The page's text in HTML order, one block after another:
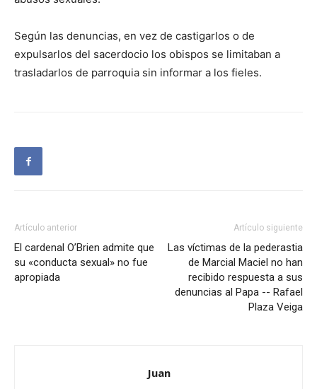
Según las denuncias, en vez de castigarlos o de
expulsarlos del sacerdocio los obispos se limitaban a
trasladarlos de parroquia sin informar a los fieles.
Artículo anterior
El cardenal O’Brien admite que
su «conducta sexual» no fue
apropiada
Artículo siguiente
Las víctimas de la pederastia
de Marcial Maciel no han
recibido respuesta a sus
denuncias al Papa -- Rafael
Plaza Veiga
Juan